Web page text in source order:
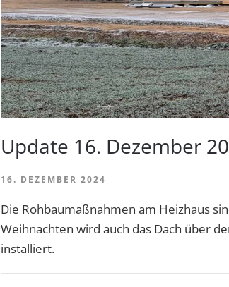
Update 16. Dezember
16. DEZEMBER 2024
Die Rohbaumaßnahmen am Heizhaus
Weihnachten wird auch das Dach über
installiert.